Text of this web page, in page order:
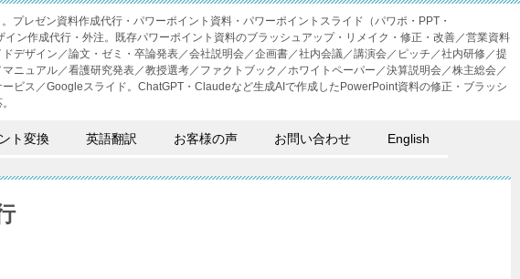
プレゼン資料作成代行・パワーポイント資料・パワーポイントスライド（パワポ・PPT・
イン作成代行・外注。既存パワーポイント資料のブラッシュアップ・リメイク・修正・改善／営業資料
ドデザイン／論文・ゼミ・卒論発表／会社説明会／企画書／社内会議／講演会／ピッチ／社内研修／提
ニュアル／看護研究発表／教授選考／ファクトブック／ホワイトペーパー／決算説明会／株主総会／
ビス／Googleスライド。ChatGPT・Claudeなど生成AIで作成したPowerPoint資料の修正・ブラッシ
ト変換 英語翻訳 お客様の声 お問い合わせ English